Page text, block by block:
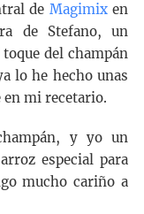
de Magimixen
de Stefano, un
del champán
lo he hecho unas
en mi recetario.
y yo un
especial para
mucho cariño a